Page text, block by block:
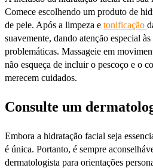
Comece escolhendo um produto de
de pele. Após a limpeza e tonificação
suavemente, dando atenção especial às
problemáticas. Massageie em
não esqueça de incluir o pescoço e o
merecem cuidados.
Consulte um
Embora a hidratação facial seja
é única. Portanto, é sempre
dermatologista para orientações